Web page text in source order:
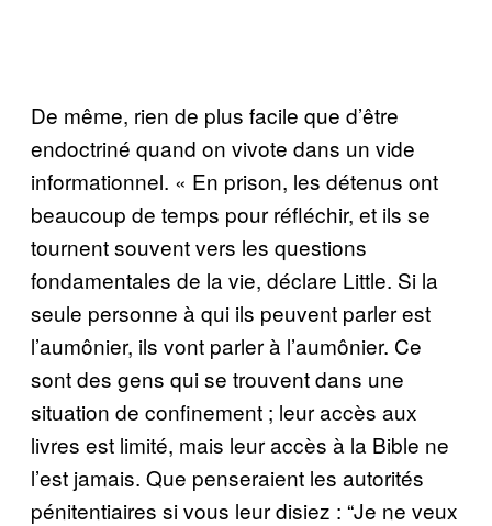
De même, rien de plus facile que d’être
endoctriné quand on vivote dans un vide
informationnel. « En prison, les détenus ont
beaucoup de temps pour réfléchir, et ils se
tournent souvent vers les questions
fondamentales de la vie, déclare Little. Si la
seule personne à qui ils peuvent parler est
l’aumônier, ils vont parler à l’aumônier. Ce
sont des gens qui se trouvent dans une
situation de confinement ; leur accès aux
livres est limité, mais leur accès à la Bible ne
l’est jamais. Que penseraient les autorités
pénitentiaires si vous leur disiez : “Je ne veux